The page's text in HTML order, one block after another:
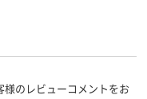
様のレビューコメントをお